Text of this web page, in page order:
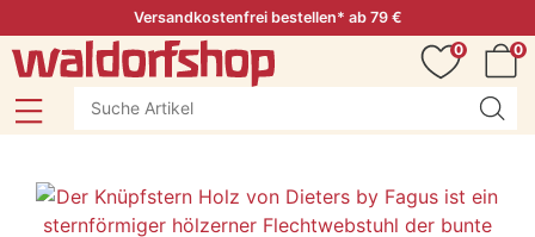
Versandkostenfrei bestellen* ab 79 €
0
0